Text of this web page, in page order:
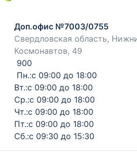
Доп.офис №7003/0755
Свердловская область,
Космонавтов, 49
900
Пн.:с 09:00 до 18:00
Вт.:с 09:00 до 18:00
Ср.:с 09:00 до 18:00
Чт.:с 09:00 до 18:00
Пт.:с 09:00 до 18:00
Сб.:с 09:30 до 15:30